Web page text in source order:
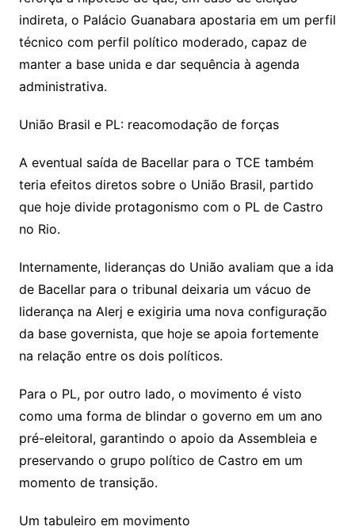
indireta, o Palácio Guanabara apostaria em um perfil
técnico com perfil político moderado, capaz de
manter a base unida e dar sequência à agenda
administrativa.
União Brasil e PL: reacomodação de forças
A eventual saída de Bacellar para o TCE também
teria efeitos diretos sobre o União Brasil, partido
que hoje divide protagonismo com o PL de Castro
no Rio.
Internamente, lideranças do União avaliam que a ida
de Bacellar para o tribunal deixaria um vácuo de
liderança na Alerj e exigiria uma nova configuração
da base governista, que hoje se apoia fortemente
na relação entre os dois políticos.
Para o PL, por outro lado, o movimento é visto
como uma forma de blindar o governo em um ano
pré-eleitoral, garantindo o apoio da Assembleia e
preservando o grupo político de Castro em um
momento de transição.
Um tabuleiro em movimento